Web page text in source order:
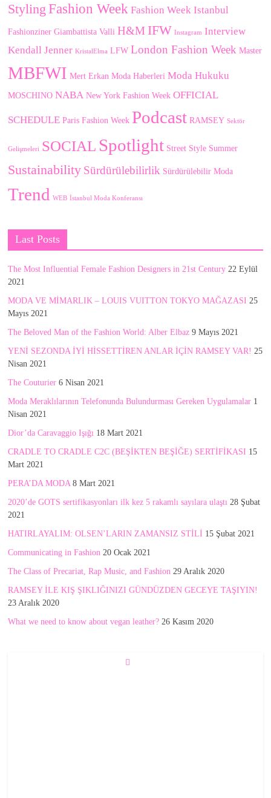
Styling Fashion Week Fashion Week Istanbul
Fashionziner Giambattista Valli H&M IFW Instagram Interview
Kendall Jenner KristalElma LFW London Fashion Week Master
MBFWI Mert Erkan Moda Haberleri Moda Hukuku
MOSCHINO NABA New York Fashion Week OFFICIAL
SCHEDULE Paris Fashion Week Podcast RAMSEY Sektör
Gelişmeleri SOCIAL Spotlight Street Style Summer
Sustainability Sürdürülebilirlik Sürdürülebilir Moda
Trend WEB İstanbul Moda Konferansı
Last Posts
The Most Influential Female Fashion Designers in 21st Century 22 Eylül
2021
MODA VE MİMARLIK – LOUIS VUITTON TOKYO MAĞAZASI 25
Mayıs 2021
The Beloved Man of the Fashion World: Alber Elbaz 9 Mayıs 2021
YENİ SEZONDA İYİ HİSSETTİREN ANLAR İÇİN RAMSEY VAR! 25
Nisan 2021
The Couturier 6 Nisan 2021
Moda Meraklılarının Telefonunda Bulundurması Gereken Uygulamalar 1
Nisan 2021
Dior’da Caravaggio Işığı 18 Mart 2021
CRADLE TO CRADLE C2C (BEŞİKTEN BEŞİĞE) SERTİFİKASI 15
Mart 2021
PERA’DA MODA 8 Mart 2021
2020’de GOTS sertifikasyonları ilk kez 5 rakamlı sayılara ulaştı 28 Şubat
2021
HATIRLAYALIM: OLSEN’LARIN ZAMANSIZ STİLİ 15 Şubat 2021
Communicating in Fashion 20 Ocak 2021
The Class of Precariat, Rap Music, and Fashion 29 Aralık 2020
RAMSEY İLE KIŞ ŞIKLIĞINIZI GÜNDÜZDEN GECEYE TAŞIYIN!
23 Aralık 2020
What we need to know about vegan leather? 26 Kasım 2020